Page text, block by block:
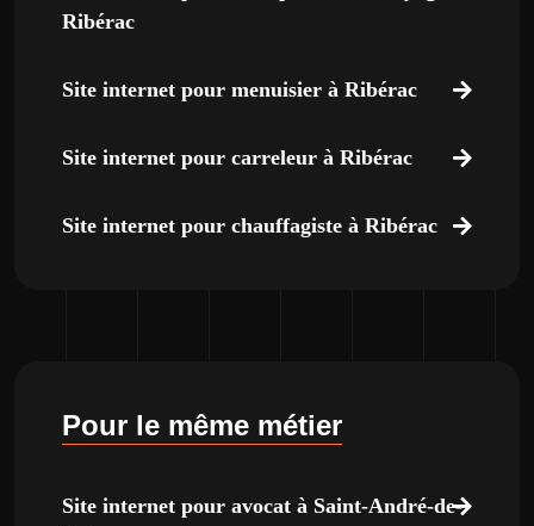
Ribérac
Site internet pour menuisier à Ribérac
Site internet pour carreleur à Ribérac
Site internet pour chauffagiste à Ribérac
Pour le même métier
Site internet pour avocat à Saint-André-de-